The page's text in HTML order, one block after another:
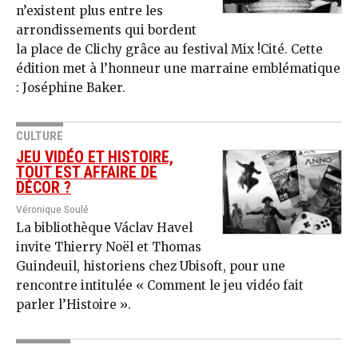
n’existent plus entre les
arrondissements qui bordent
la place de Clichy grâce au festival Mix !Cité. Cette
édition met à l’honneur une marraine emblématique
: Joséphine Baker.
CULTURE
JEU VIDÉO ET HISTOIRE,
TOUT EST AFFAIRE DE
DÉCOR ?
Véronique Soulé
La bibliothèque Václav Havel
invite Thierry Noël et Thomas
Guindeuil, historiens chez Ubisoft, pour une
rencontre intitulée « Comment le jeu vidéo fait
parler l’Histoire ».